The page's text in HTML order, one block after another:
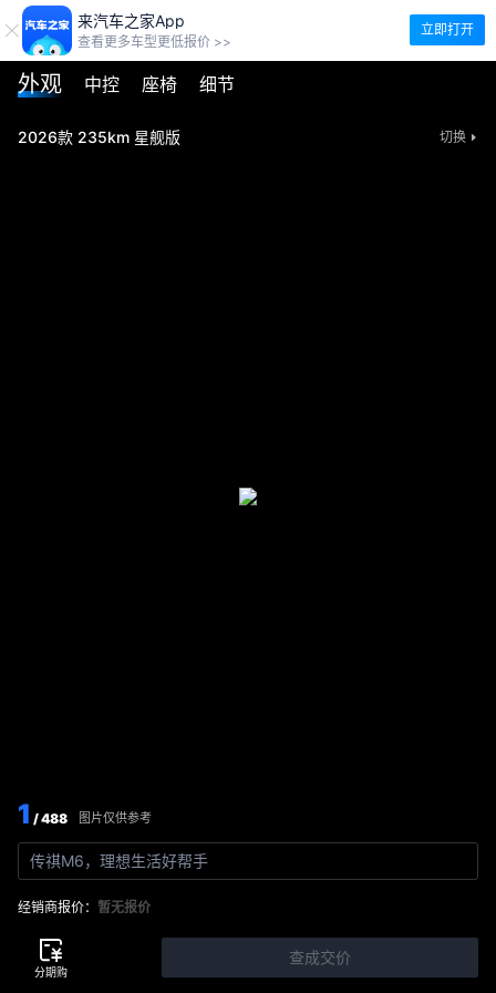
来汽车之家App
查看更多车型更低报价 >>
立即打开
外观 中控 座椅 细节
2026款 235km 星舰版 切换
1 / 488 图片仅供参考
传祺M6，理想生活好帮手
经销商报价： 暂无报价
查成交价